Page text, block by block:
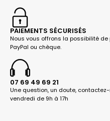
PAIEMENTS SÉCURISÉS
Nous vous offrons la possibilité
PayPal ou chèque.
07 69 49 69 21
Une question, un doute,
vendredi de 9h à 17h